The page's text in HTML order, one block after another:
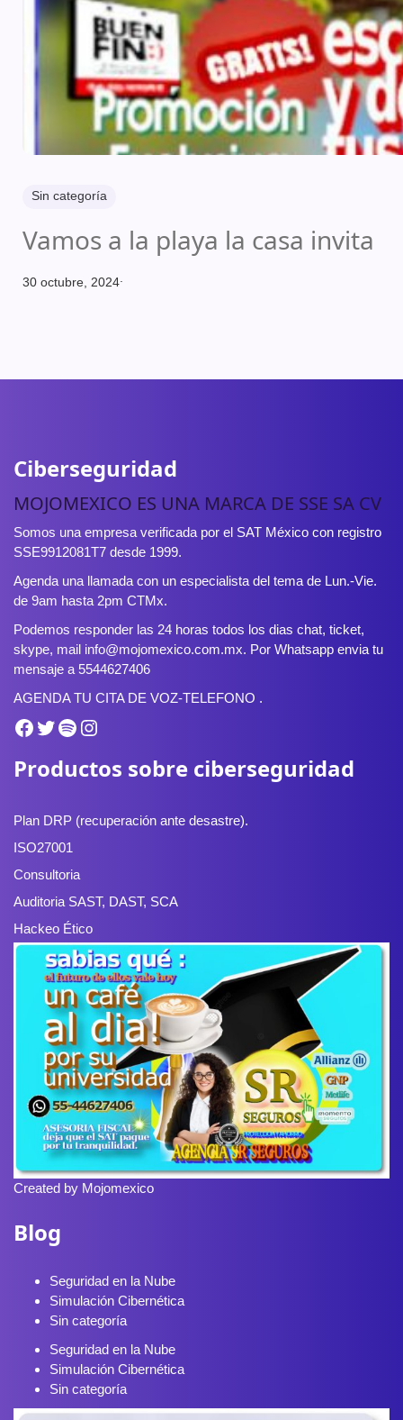
Sin categoría
Vamos a la playa la casa invita
30 octubre, 2024
Ciberseguridad
MOJOMEXICO ES UNA MARCA DE SSE SA CV
Somos una empresa verificada por el SAT México con registro
SSE9912081T7 desde 1999.
Agenda una llamada con un especialista del tema de Lun.-Vie.
de 9am hasta 2pm CTMx.
Podemos responder las 24 horas todos los dias chat, ticket,
skype, mail info@mojomexico.com.mx. Por Whatsapp envia tu
mensaje a 5544627406
AGENDA TU CITA DE VOZ-TELEFONO .
Facebook Twitter Spotify Instagram
Productos sobre ciberseguridad
Plan DRP (recuperación ante desastre).
ISO27001
Consultoria
Auditoria SAST, DAST, SCA
Hackeo Ético
Created by Mojomexico
Blog
Seguridad en la Nube
Simulación Cibernética
Sin categoría
Seguridad en la Nube
Simulación Cibernética
Sin categoría